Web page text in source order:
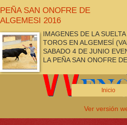
PEÑA SAN ONOFRE DE
ALGEMESI 2016
IMAGENES DE LA
TOROS EN ALGEMESÍ
SABADO 4 DE JUNIO
LA PEÑA SAN ONOFRE DE
Inicio
Ver versión